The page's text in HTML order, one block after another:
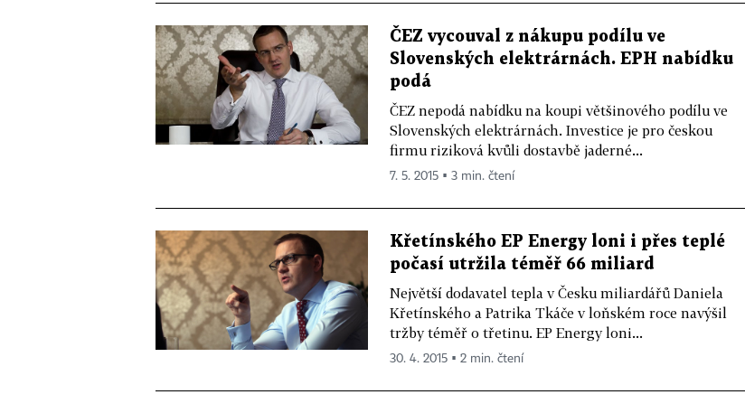
ČEZ vycouval z nákupu podílu ve
Slovenských elektrárnách. EPH nabídku
podá
ČEZ nepodá nabídku na koupi většinového podílu ve
Slovenských elektrárnách. Investice je pro českou
firmu riziková kvůli dostavbě jaderné...
7. 5. 2015 ▪ 3 min. čtení
Křetínského EP Energy loni i přes teplé
počasí utržila téměř 66 miliard
Největší dodavatel tepla v Česku miliardářů Daniela
Křetínského a Patrika Tkáče v loňském roce navýšil
tržby téměř o třetinu. EP Energy loni...
30. 4. 2015 ▪ 2 min. čtení